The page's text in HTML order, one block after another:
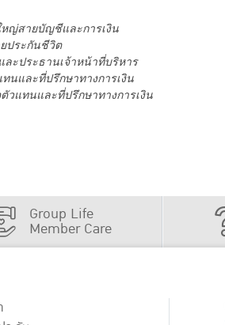
ญ่สายบัญชีและการเงิน
ประกันชีวิต
ะประธานเจ้าหน้าที่บริหาร
นและที่ปรึกษาทางการเงิน
แทนและที่ปรึกษาทางการเงิน
Group Life
Member Care